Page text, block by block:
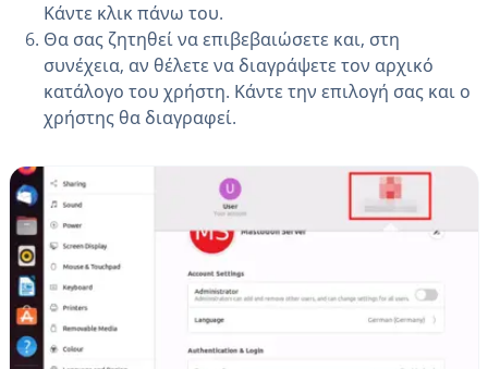
Κάντε κλικ πάνω του.
Θα σας ζητηθεί να επιβεβαιώσετε και, στη
συνέχεια, αν θέλετε να διαγράψετε τον αρχικό
κατάλογο του χρήστη. Κάντε την επιλογή σας και ο
χρήστης θα διαγραφεί.